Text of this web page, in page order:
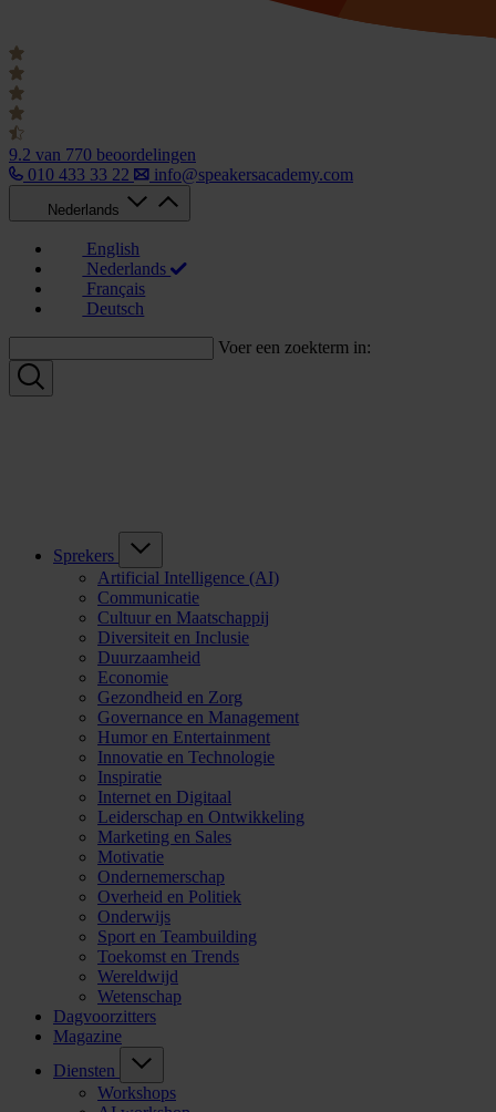
9.2 van 770 beoordelingen
010 433 33 22
info@speakersacademy.com
Nederlands
English
Nederlands
Français
Deutsch
Voer een zoekterm in:
Sprekers
Artificial Intelligence (AI)
Communicatie
Cultuur en Maatschappij
Diversiteit en Inclusie
Duurzaamheid
Economie
Gezondheid en Zorg
Governance en Management
Humor en Entertainment
Innovatie en Technologie
Inspiratie
Internet en Digitaal
Leiderschap en Ontwikkeling
Marketing en Sales
Motivatie
Ondernemerschap
Overheid en Politiek
Onderwijs
Sport en Teambuilding
Toekomst en Trends
Wereldwijd
Wetenschap
Dagvoorzitters
Magazine
Diensten
Workshops